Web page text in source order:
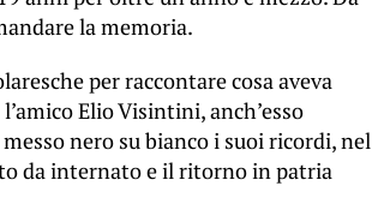
la memoria.
per raccontare cosa aveva
Elio Visintini, anch’esso
nero su bianco i suoi ricordi, nel
da internato e il ritorno in patria